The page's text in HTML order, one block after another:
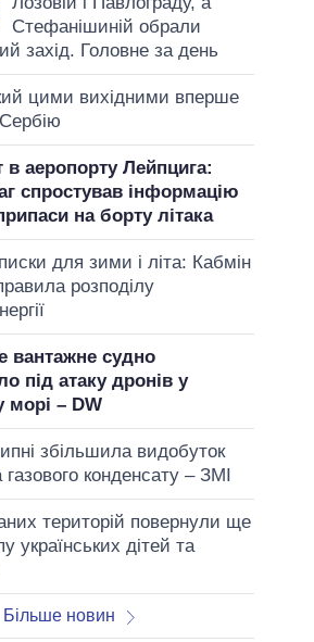
Стефанішиній обрали
захід. Головне за день
цими вихідними вперше
в аеропорту Лейпцига:
спростував інформацію
на борту літака
для зими і літа: Кабмін
розподілу
вантажне судно
під атаку дронів у
морі – DW
збільшила видобуток
конденсату – ЗМІ
територій повернули ще
українських дітей та
Більше новин